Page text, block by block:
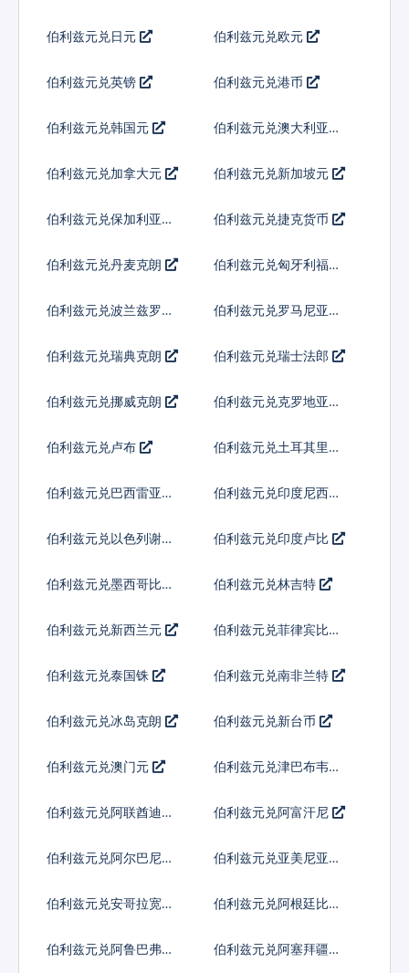
伯利兹元兑日元 伯利兹元兑欧元
伯利兹元兑英镑 伯利兹元兑港币
伯利兹元兑韩国元 伯利兹元兑澳大利亚元
伯利兹元兑加拿大元 伯利兹元兑新加坡元
伯利兹元兑保加利亚列
伯利兹元兑捷克货币
伯利兹元兑丹麦克朗 伯利兹元兑匈牙利福林
伯利兹元兑波兰兹罗提
伯利兹元兑罗马尼亚新
伯利兹元兑瑞典克朗 伯利兹元兑瑞士法郎
伯利兹元兑挪威克朗
伯利兹元兑克罗地亚库
伯利兹元兑卢布 伯利兹元兑土耳其里拉
伯利兹元兑巴西雷亚尔
伯利兹元兑印度尼西亚
伯利兹元兑以色列谢克
伯利兹元兑印度卢比
伯利兹元兑墨西哥比索 伯利兹元兑林吉特
伯利兹元兑新西兰元 伯利兹元兑菲律宾比索
伯利兹元兑泰国铢 伯利兹元兑南非兰特
伯利兹元兑冰岛克朗 伯利兹元兑新台币
伯利兹元兑澳门元 伯利兹元兑津巴布韦币
伯利兹元兑阿联酋迪拉
伯利兹元兑阿富汗尼
伯利兹元兑阿尔巴尼亚
伯利兹元兑亚美尼亚德
伯利兹元兑安哥拉宽扎 伯利兹元兑阿根廷比索
伯利兹元兑阿鲁巴弗罗
伯利兹元兑阿塞拜疆马